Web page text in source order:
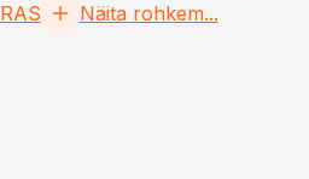
Näita rohkem...